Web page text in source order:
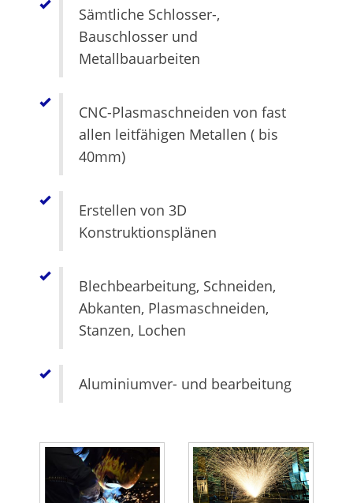
Sämtliche Schlosser-,
Bauschlosser und
Metallbauarbeiten
CNC-Plasmaschneiden von fast
allen leitfähigen Metallen ( bis
40mm)
Erstellen von 3D
Konstruktionsplänen
Blechbearbeitung, Schneiden,
Abkanten, Plasmaschneiden,
Stanzen, Lochen
Aluminiumver- und bearbeitung